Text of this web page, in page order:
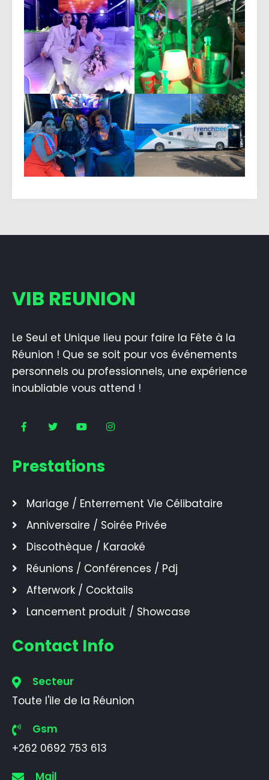
VIB REUNION
Le Seul et Unique lieu pour faire la Fête à la
Réunion ! Que se soit pour vos événements
personnels ou professionnels, une expérience
inoubliable vous attend !
Prestations
Mariage / Enterrement Vie Célibataire
Anniversaire / Soirée Privée
Discothèque / Karaoké
Réunions / Conférences / Pdj
Afterwork / Cocktails
Lancement produit / Showcase
Contact Info
Secteur
Toute l'ile de la Réunion
Gsm
+262 0692 753 613
Mail